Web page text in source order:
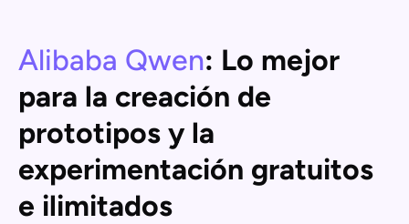
Alibaba Qwen: Lo mejor
para la creación de
prototipos y la
experimentación gratuitos
e ilimitados